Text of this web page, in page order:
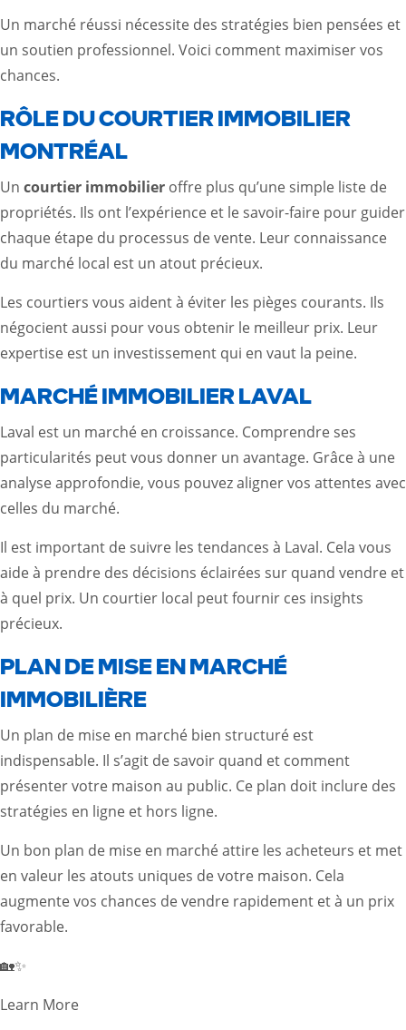
Un marché réussi nécessite des stratégies bien pensées et
un soutien professionnel. Voici comment maximiser vos
chances.
RÔLE DU COURTIER IMMOBILIER
MONTRÉAL
Un courtier immobilier offre plus qu’une simple liste de
propriétés. Ils ont l’expérience et le savoir-faire pour guider
chaque étape du processus de vente. Leur connaissance
du marché local est un atout précieux.
Les courtiers vous aident à éviter les pièges courants. Ils
négocient aussi pour vous obtenir le meilleur prix. Leur
expertise est un investissement qui en vaut la peine.
MARCHÉ IMMOBILIER LAVAL
Laval est un marché en croissance. Comprendre ses
particularités peut vous donner un avantage. Grâce à une
analyse approfondie, vous pouvez aligner vos attentes avec
celles du marché.
Il est important de suivre les tendances à Laval. Cela vous
aide à prendre des décisions éclairées sur quand vendre et
à quel prix. Un courtier local peut fournir ces insights
précieux.
PLAN DE MISE EN MARCHÉ
IMMOBILIÈRE
Un plan de mise en marché bien structuré est
indispensable. Il s’agit de savoir quand et comment
présenter votre maison au public. Ce plan doit inclure des
stratégies en ligne et hors ligne.
Un bon plan de mise en marché attire les acheteurs et met
en valeur les atouts uniques de votre maison. Cela
augmente vos chances de vendre rapidement et à un prix
favorable.
🏡✨
Learn More